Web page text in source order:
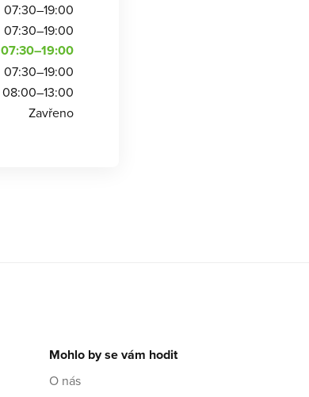
07:30–19:00
07:30–19:00
07:30–19:00
07:30–19:00
08:00–13:00
Zavřeno
Mohlo by se vám hodit
O nás